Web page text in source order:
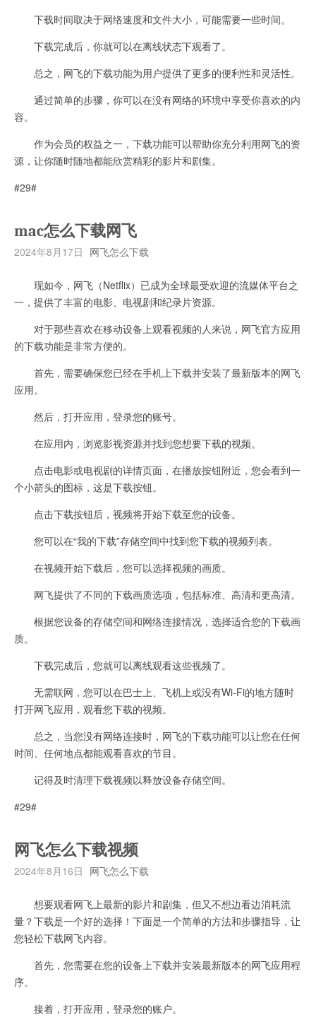
下载时间取决于网络速度和文件大小，可能需要一些时间。
下载完成后，你就可以在离线状态下观看了。
总之，网飞的下载功能为用户提供了更多的便利性和灵活性。
通过简单的步骤，你可以在没有网络的环境中享受你喜欢的内
容。
作为会员的权益之一，下载功能可以帮助你充分利用网飞的资
源，让你随时随地都能欣赏精彩的影片和剧集。
#29#
mac怎么下载网飞
2024年8月17日 网飞怎么下载
现如今，网飞（Netflix）已成为全球最受欢迎的流媒体平台之
一，提供了丰富的电影、电视剧和纪录片资源。
对于那些喜欢在移动设备上观看视频的人来说，网飞官方应用
的下载功能是非常方便的。
首先，需要确保您已经在手机上下载并安装了最新版本的网飞
应用。
然后，打开应用，登录您的账号。
在应用内，浏览影视资源并找到您想要下载的视频。
点击电影或电视剧的详情页面，在播放按钮附近，您会看到一
个小箭头的图标，这是下载按钮。
点击下载按钮后，视频将开始下载至您的设备。
您可以在“我的下载”存储空间中找到您下载的视频列表。
在视频开始下载后，您可以选择视频的画质。
网飞提供了不同的下载画质选项，包括标准、高清和更高清。
根据您设备的存储空间和网络连接情况，选择适合您的下载画
质。
下载完成后，您就可以离线观看这些视频了。
无需联网，您可以在巴士上、飞机上或没有Wi-Fi的地方随时
打开网飞应用，观看您下载的视频。
总之，当您没有网络连接时，网飞的下载功能可以让您在任何
时间、任何地点都能观看喜欢的节目。
记得及时清理下载视频以释放设备存储空间。
#29#
网飞怎么下载视频
2024年8月16日 网飞怎么下载
想要观看网飞上最新的影片和剧集，但又不想边看边消耗流
量？下载是一个好的选择！下面是一个简单的方法和步骤指导，让
您轻松下载网飞内容。
首先，您需要在您的设备上下载并安装最新版本的网飞应用程
序。
接着，打开应用，登录您的账户。